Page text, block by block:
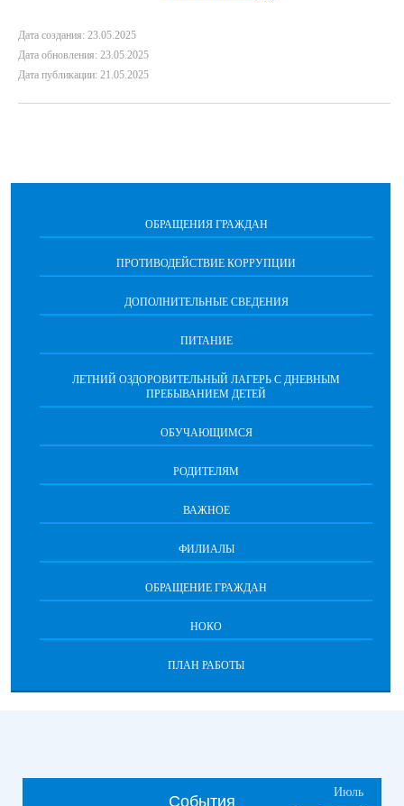
Дата создания: 23.05.2025
Дата обновления: 23.05.2025
Дата публикации: 21.05.2025
ОБРАЩЕНИЯ ГРАЖДАН
ПРОТИВОДЕЙСТВИЕ КОРРУПЦИИ
ДОПОЛНИТЕЛЬНЫЕ СВЕДЕНИЯ
ПИТАНИЕ
ЛЕТНИЙ ОЗДОРОВИТЕЛЬНЫЙ ЛАГЕРЬ С ДНЕВНЫМ
ПРЕБЫВАНИЕМ ДЕТЕЙ
ОБУЧАЮЩИМСЯ
РОДИТЕЛЯМ
ВАЖНОЕ
ФИЛИАЛЫ
ОБРАЩЕНИЕ ГРАЖДАН
НОКО
ПЛАН РАБОТЫ
События
Июль